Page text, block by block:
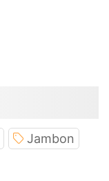
Jambon